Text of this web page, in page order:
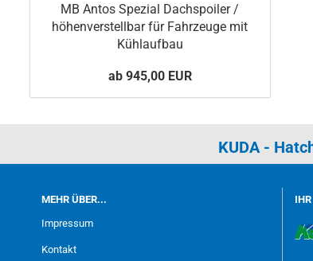
MB Antos Spezial Dachspoiler /
höhenverstellbar für Fahrzeuge mit
Kühlaufbau
ab 945,00 EUR
KUDA -
MEHR ÜBER...
Impressum
Kontakt